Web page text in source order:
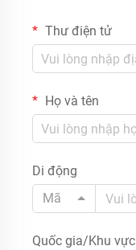
Thư điện tử
Họ và tên
Di động
Mã
Quốc gia/Khu vực